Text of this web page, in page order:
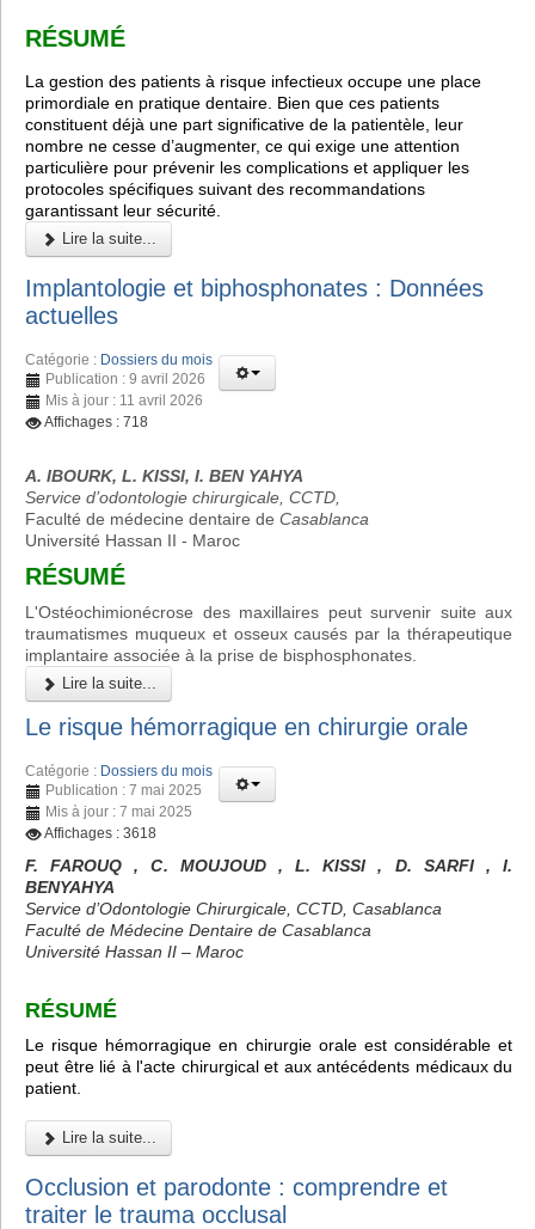
RÉSUMÉ
La gestion des patients à risque infectieux occupe une place
primordiale en pratique dentaire. Bien que ces patients
constituent déjà une part significative de la patientèle, leur
nombre ne cesse d’augmenter, ce qui exige une attention
particulière pour prévenir les complications et appliquer les
protocoles spécifiques suivant des recommandations
garantissant leur sécurité.
Lire la suite...
Implantologie et biphosphonates : Données
actuelles
Catégorie : Dossiers du mois
Publication : 9 avril 2026
Mis à jour : 11 avril 2026
Affichages : 718
A. IBOURK, L. KISSI, I. BEN YAHYA
Service d’odontologie chirurgicale, CCTD,
Faculté de médecine dentaire de Casablanca
Université Hassan II - Maroc
RÉSUMÉ
L'Ostéochimionécrose des maxillaires peut survenir suite aux
traumatismes muqueux et osseux causés par la thérapeutique
implantaire associée à la prise de bisphosphonates.
Lire la suite...
Le risque hémorragique en chirurgie orale
Catégorie : Dossiers du mois
Publication : 7 mai 2025
Mis à jour : 7 mai 2025
Affichages : 3618
F. FAROUQ , C. MOUJOUD , L. KISSI , D. SARFI , I.
BENYAHYA
Service d’Odontologie Chirurgicale, CCTD, Casablanca
Faculté de Médecine Dentaire de Casablanca
Université Hassan II – Maroc
RÉSUMÉ
Le risque hémorragique en chirurgie orale est considérable et
peut être lié à l'acte chirurgical et aux antécédents médicaux du
patient.
Lire la suite...
Occlusion et parodonte : comprendre et
traiter le trauma occlusal